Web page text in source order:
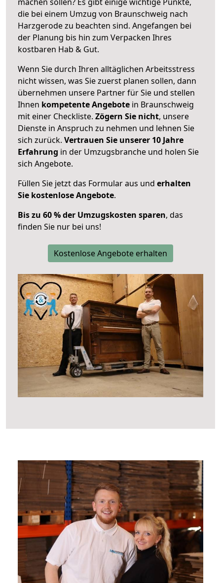
die bei einem Umzug von Braunschweig nach
Harzgerode zu beachten sind. Angefangen bei
der Planung bis hin zum Verpacken Ihres
kostbaren Hab & Gut.
Wenn Sie durch Ihren alltäglichen Arbeitsstress
nicht wissen, was Sie zuerst planen sollen, dann
übernehmen unsere Partner für Sie und stellen
Ihnen kompetente Angebote in Braunschweig
mit einer Checkliste. Zögern Sie nicht, unsere
Dienste in Anspruch zu nehmen und lehnen Sie
sich zurück. Vertrauen Sie unserer 10 Jahre
Erfahrung in der Umzugsbranche und holen Sie
sich Angebote.
Füllen Sie jetzt das Formular aus und erhalten
Sie kostenlose Angebote.
Bis zu 60 % der Umzugskosten sparen, das
finden Sie nur bei uns!
Kostenlose Angebote erhalten